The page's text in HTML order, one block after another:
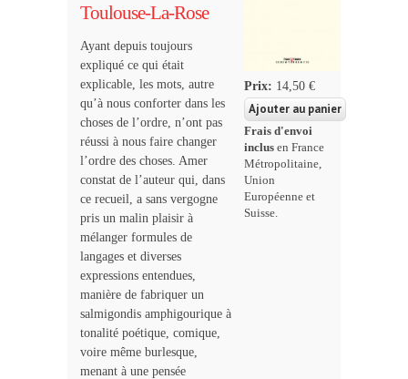
Toulouse-La-Rose
Ayant depuis toujours
expliqué ce qui était
explicable, les mots, autre
qu’à nous conforter dans les
choses de l’ordre, n’ont pas
réussi à nous faire changer
l’ordre des choses. Amer
constat de l’auteur qui, dans
ce recueil, a sans vergogne
pris un malin plaisir à
mélanger formules de
langages et diverses
expressions entendues,
manière de fabriquer un
salmigondis amphigourique à
tonalité poétique, comique,
voire même burlesque,
menant à une pensée
Prix: 14,50 €
Frais d'envoi
inclus en France
Métropolitaine,
Union
Européenne et
Suisse.